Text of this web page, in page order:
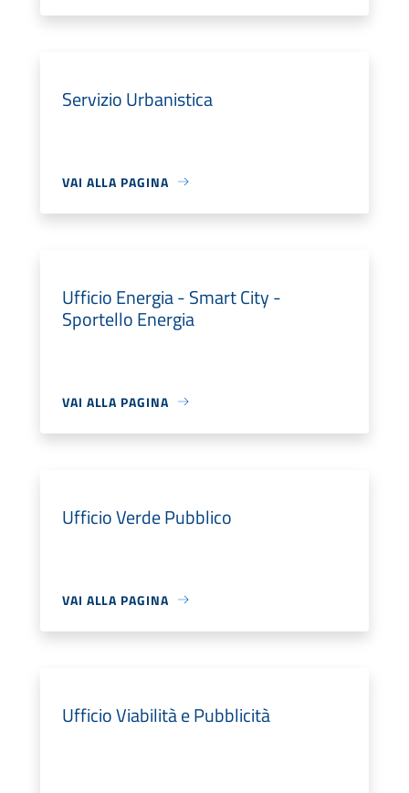
Servizio Urbanistica
VAI ALLA PAGINA
Ufficio Energia - Smart City -
Sportello Energia
VAI ALLA PAGINA
Ufficio Verde Pubblico
VAI ALLA PAGINA
Ufficio Viabilità e Pubblicità